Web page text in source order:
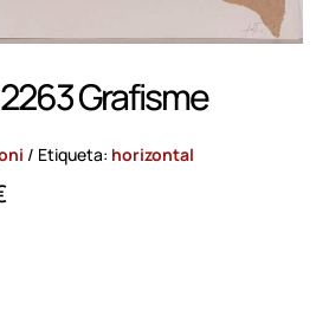
Grafisme
Etiqueta: horizontal